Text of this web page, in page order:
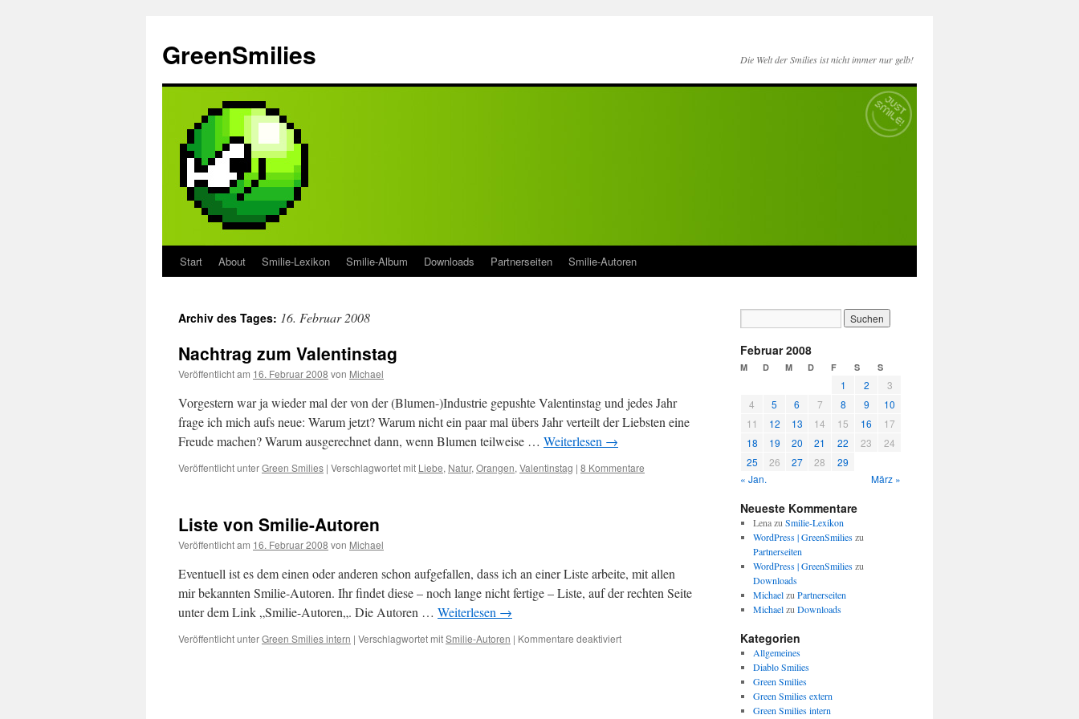
springen
GreenSmilies Die Welt der Smilies ist nicht immer nur gelb!
Start About Smilie-Lexikon Smilie-Album Downloads Partnerseiten Smilie-Autoren
Archiv des Tages: 16. Februar 2008
Nachtrag zum Valentinstag
Veröffentlicht am 16. Februar 2008 von Michael
Vorgestern war ja wieder mal der von der (Blumen-)Industrie gepushte Valentinstag und jedes Jahr
frage ich mich aufs neue: Warum jetzt? Warum nicht ein paar mal übers Jahr verteilt der Liebsten eine
Freude machen? Warum ausgerechnet dann, wenn Blumen teilweise … Weiterlesen →
Veröffentlicht unterGreen Smilies | Verschlagwortet mit Liebe, Natur, Orangen, Valentinstag | 8 Kommentare
Liste von Smilie-Autoren
Veröffentlicht am 16. Februar 2008 von Michael
Eventuell ist es dem einen oder anderen schon aufgefallen, dass ich an einer Liste arbeite, mit allen
mir bekannten Smilie-Autoren. Ihr findet diese – noch lange nicht fertige – Liste, auf der rechten Seite
unter dem Link „Smilie-Autoren„. Die Autoren … Weiterlesen →
Veröffentlicht unterGreen Smilies intern | Verschlagwortet mitSmilie-Autoren | Kommentare deaktiviertfür
Februar 2008
M D M D F S S
1 2
3
4
5 6 7 8 9
10
11
12 13 14 15 16
17
18
19 20 21 22 23
24
25
26 27 28
29
« Jan.
März »
Neueste Kommentare
Lenazu Smilie-Lexikon
WordPress | GreenSmilieszu
Partnerseiten
WordPress | GreenSmilieszu
Downloads
Michaelzu Partnerseiten
Michaelzu Downloads
Kategorien
Allgemeines
Diablo Smilies
Green Smilies
Green Smilies extern
Green Smilies intern